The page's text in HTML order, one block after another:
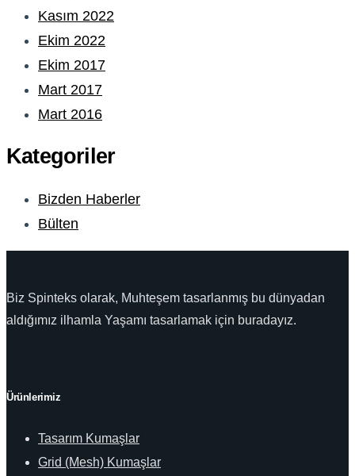
Kasım 2022
Ekim 2022
Ekim 2017
Mart 2017
Mart 2016
Kategoriler
Bizden Haberler
Bülten
Biz Spinteks olarak, Muhteşem tasarlanmış bu dünyadan
aldığımız ilhamla Yaşamı tasarlamak için buradayız.
Ürünlerimiz
Tasarım Kumaşlar
Grid (Mesh) Kumaşlar